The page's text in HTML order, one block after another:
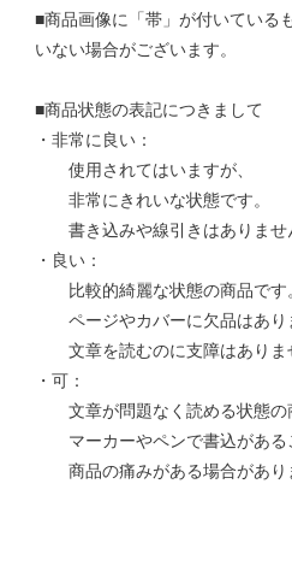
■商品画像に「帯」が付いている
いない場合がございます。
■商品状態の表記につきまして
・非常に良い：
使用されてはいますが、
非常にきれいな状態です。
書き込みや線引きはありませ
・良い：
比較的綺麗な状態の商品です
ページやカバーに欠品はあり
文章を読むのに支障はありま
・可：
文章が問題なく読める状態の
マーカーやペンで書込がある
商品の痛みがある場合があり